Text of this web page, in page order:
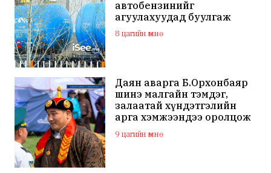
автобензинийг
агуулахуудад буулгаж
байна
8 цагийн өмнө
Даян аварга Б.Орхонбаяр
шинэ малгайн тэмдэг,
залаатай хүндэтгэлийн
арга хэмжээндээ оролцож
байна
9 цагийн өмнө